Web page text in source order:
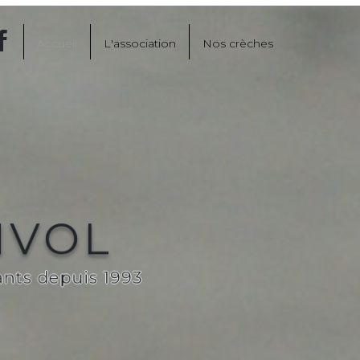
L'association Nos crèches
depuis 1993